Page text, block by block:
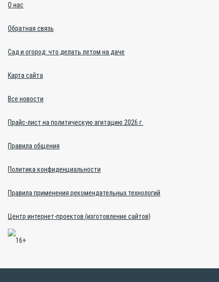
О нас
Обратная связь
Сад и огород: что делать летом на даче
Карта сайта
Все новости
Прайс-лист на политическую агитацию 2026 г.
Правила общения
Политика конфиденциальности
Правила применения рекомендательных технологий
Центр интернет-проектов (изготовление сайтов)